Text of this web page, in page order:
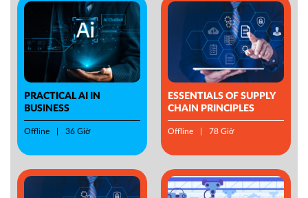
PRACTICAL AI IN
BUSINESS
Offline 36 Giờ
ESSENTIALS OF SUPPLY
CHAIN PRINCIPLES
Offline 78 Giờ